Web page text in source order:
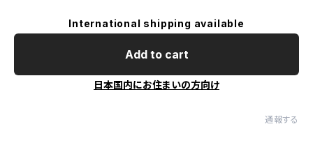
International shipping available
Add to cart
日本国内にお住まいの方向け
通報する